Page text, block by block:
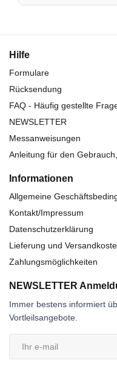
Hilfe
Formulare
Rücksendung
FAQ - Häufig gestellte
NEWSLETTER
Messanweisungen
Anleitung für den
Informationen
Allgemeine
Kontakt/Impressum
Datenschutzerklärung
Lieferung und
Zahlungsmöglichkeiten
NEWSLETTER
Immer bestens informiert
Vortleilsangebote.